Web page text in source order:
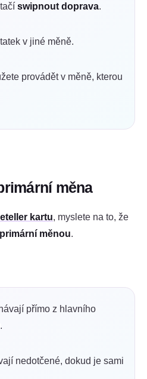
swipnout doprava.
v jiné měně.
provádět v měně, kterou
měna
kartu, myslete na to, že
primární měnou.
přímo z hlavního
nedotčené, dokud je sami